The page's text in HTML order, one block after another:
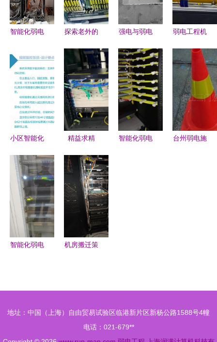
智能化弱电
布线核心要
点与机柜配
置全攻略
探索老外的
艺 没有最
好，只有更
好
强电与弱电
现代电气系
统的两大支
柱
弱电工程机
高标准施工
图解与核心
要点
小区智能化
构建未来智
慧社区的核
心解决方案
精益求精
工工艺的实
践与实现
智能化弱电
台州弱电施
智能化弱电
机房搬迁策
智能化升级
地址：中国（上海）自由贸易试验区临港新片区新杨公路1588号4幢
电话：021-679**